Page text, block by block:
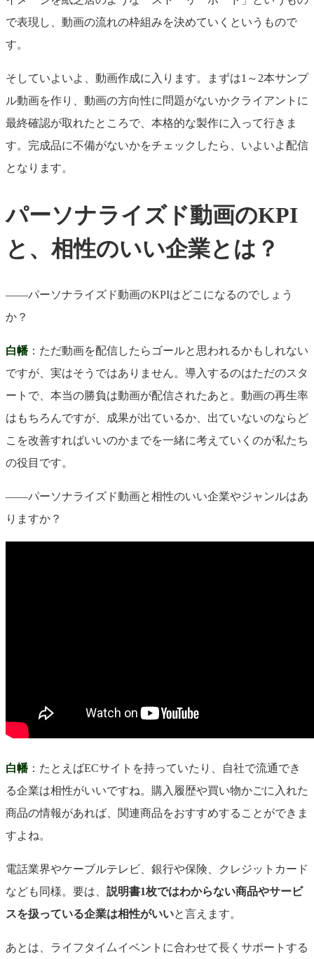
で表現し、動画の流れの枠組みを決めていくというもので
す。
そしていよいよ、動画作成に入ります。まずは1～2本サンプ
ル動画を作り、動画の方向性に問題がないかクライアントに
最終確認が取れたところで、本格的な製作に入って行きま
す。完成品に不備がないかをチェックしたら、いよいよ配信
となります。
パーソナライズド動画のKPI
と、相性のいい企業とは？
――パーソナライズド動画のKPIはどこになるのでしょう
か？
白幡：ただ動画を配信したらゴールと思われるかもしれない
ですが、実はそうではありません。導入するのはただのスタ
ートで、本当の勝負は動画が配信されたあと。動画の再生率
はもちろんですが、成果が出ているか、出ていないのならど
こを改善すればいいのかまでを一緒に考えていくのが私たち
の役目です。
――パーソナライズド動画と相性のいい企業やジャンルはあ
りますか？
白幡：たとえばECサイトを持っていたり、自社で流通でき
る企業は相性がいいですね。購入履歴や買い物かごに入れた
商品の情報があれば、関連商品をおすすめすることができま
すよね。
電話業界やケーブルテレビ、銀行や保険、クレジットカード
なども同様。要は、 説明書1枚ではわからない商品やサービ
スを扱っている企業は相性がいいと言えます。
あとは、ライフタイ厶イベントに合わせて長くサポートする